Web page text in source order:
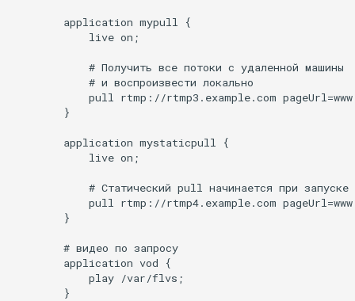
        application mypull {
            live on;
            # Получить все потоки с удаленной машины
            # и воспроизвести локально
pull rtmp://rtmp3.example.com
        }
        application mystaticpull {
            live on;
# Статический pull начинается при запуске
pull rtmp://rtmp4.example.com
        }
        # видео по запросу
        application vod {
            play /var/flvs;
        }